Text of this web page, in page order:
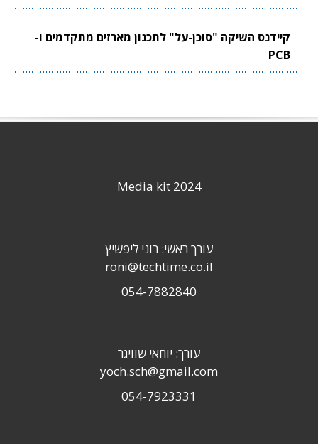
קיידנס השיקה "סוכן-על" לתכנון מארזים מתקדמים ו-
PCB
Media kit 2024
עורך ראשי: רוני ליפשיץ
roni@techtime.co.il
054-7882840
עורך: יוחאי שוויגר
yoch.sch@gmail.com
054-7923331